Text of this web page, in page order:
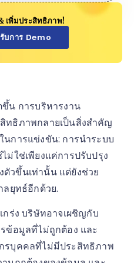
เพิ่มประสิทธิภาพ!
บการ Demo
น การบริหารงาน
ทธิภาพกลายเป็นสิ่งสำคัญ
การแข่งขัน: การนำระบบ
ม่ใช่เพียงแค่การปรับปรุง
วขึ้นเท่านั้น แต่ยังช่วย
ลยุทธ์อีกด้วย.
ร่ง บริษัทอาจเผชิญกับ
ข้อมูลที่ไม่ถูกต้อง และ
รบุคคลที่ไม่มีประสิทธิภาพ